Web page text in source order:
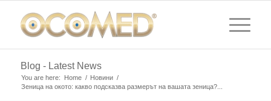
Blog - Latest News
You are here: Home / Новини /
Зеница на окото: какво подсказва размерът на вашата зеница?...